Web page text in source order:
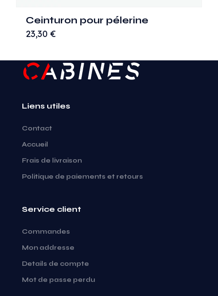
Ceinturon pour pélerine
23,30 €
Liens utiles
Contact
Accueil
Frais de livraison
Politique de paiements et retours
Service client
Commandes
Mon addresse
Details de compte
Mot de passe perdu